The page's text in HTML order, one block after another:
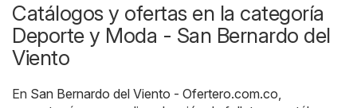
Catálogos y ofertas en la categoría
Deporte y Moda - San Bernardo del
Viento
En San Bernardo del Viento - Ofertero.com.co,